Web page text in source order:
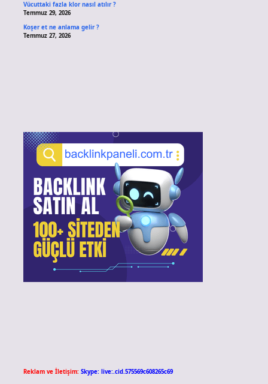
Vücuttaki fazla klor nasıl atılır ?
Temmuz 29, 2026
Koşer et ne anlama gelir ?
Temmuz 27, 2026
Reklam ve İletişim: Skype: live:.cid.575569c608265c69